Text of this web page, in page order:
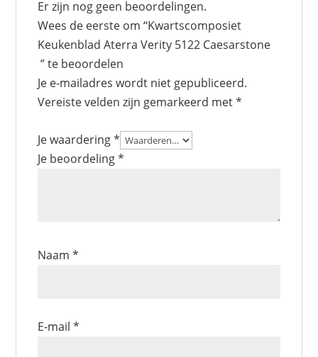
Er zijn nog geen beoordelingen.
Wees de eerste om “Kwartscomposiet
Keukenblad Aterra Verity 5122 Caesarstone
” te beoordelen
Je e-mailadres wordt niet gepubliceerd.
Vereiste velden zijn gemarkeerd met*
Je waardering*
Je beoordeling*
Naam*
E-mail*